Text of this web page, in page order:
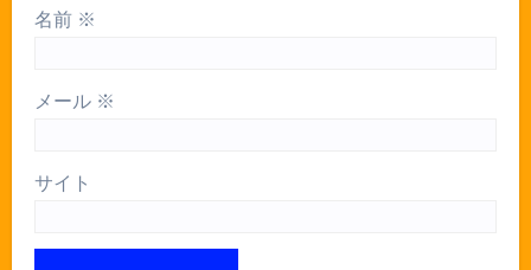
名前 ※
メール ※
サイト